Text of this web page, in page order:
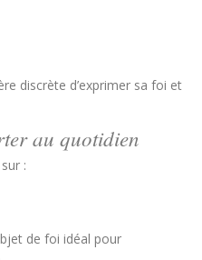
discrète d’exprimer sa foi et
au quotidien
:
de foi idéal pour